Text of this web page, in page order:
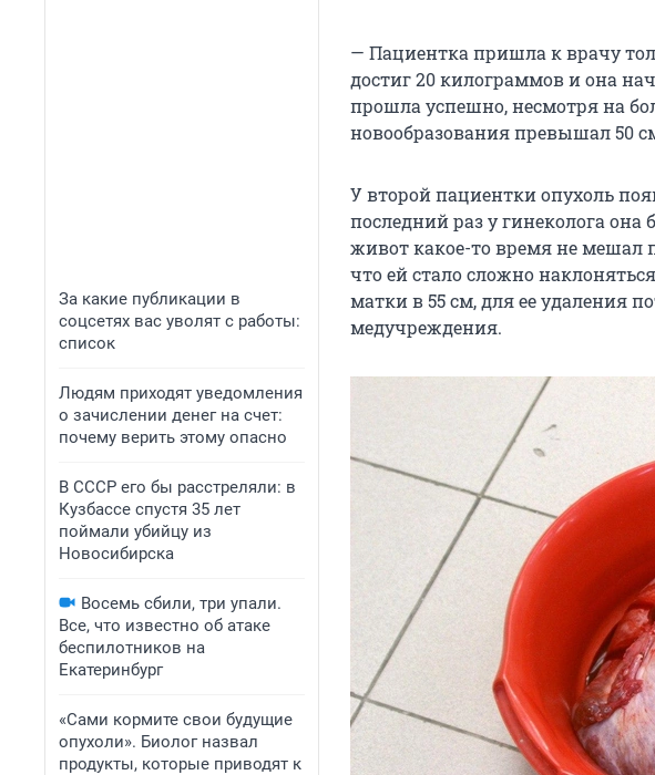
За какие публикации в
соцсетях вас уволят с работы:
список
Людям приходят уведомления
о зачислении денег на счет:
почему верить этому опасно
В СССР его бы расстреляли: в
Кузбассе спустя 35 лет
поймали убийцу из
Новосибирска
Восемь сбили, три упали.
Все, что известно об атаке
беспилотников на
Екатеринбург
«Сами кормите свои будущие
опухоли». Биолог назвал
продукты, которые приводят к
— Пациентка пришла к врачу
достиг 20 килограммов и она
прошла успешно, несмотря на
новообразования превышал 50
У второй пациентки опухоль
последний раз у гинеколога она
живот какое-то время не мешал
что ей стало сложно
матки в 55 см, для ее удаления
медучреждения.